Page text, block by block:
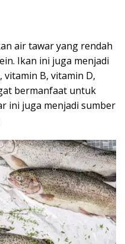
air tawar yang rendah
Ikan ini juga menjadi
vitamin B, vitamin D,
bermanfaat untuk
ini juga menjadi sumber